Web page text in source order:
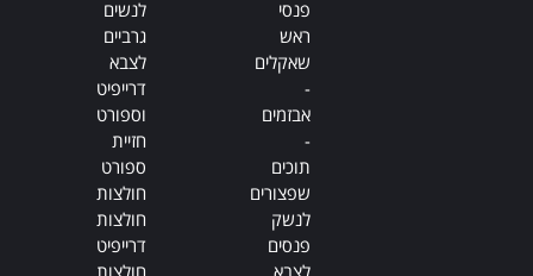
פנסי
ראש
שאקלים
-
אבזמים
-
תוכים
שפצורים
לנשק
פנסים
לנשים
גרביים
לצבא
דרייפיט
וספורט
חזיית
ספורט
חולצות
חולצות
דרייפיט